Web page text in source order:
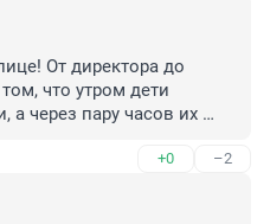
От директора до
что утром дети
через пару часов их
ходил туда как к себе
лишился глаза,
Очень гуманно! Не
+0 –2